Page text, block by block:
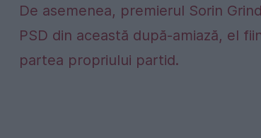
De asemenea, premierul Sorin
PSD din această după-amiază, el
partea propriului partid.